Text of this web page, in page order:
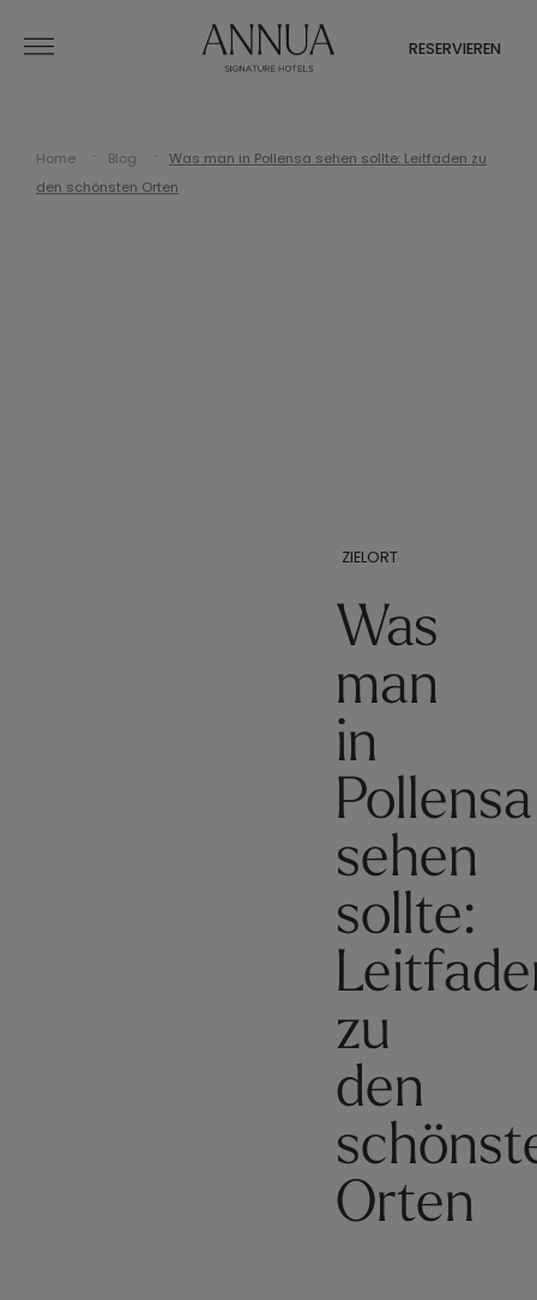
RESERVIEREN
Home Blog
Was man in Pollensa sehen sollte: Leitfaden zu
den schönsten Orten
ZIELORT
Was
man
in
Pollensa
sehen
sollte:
zu
den
Orten